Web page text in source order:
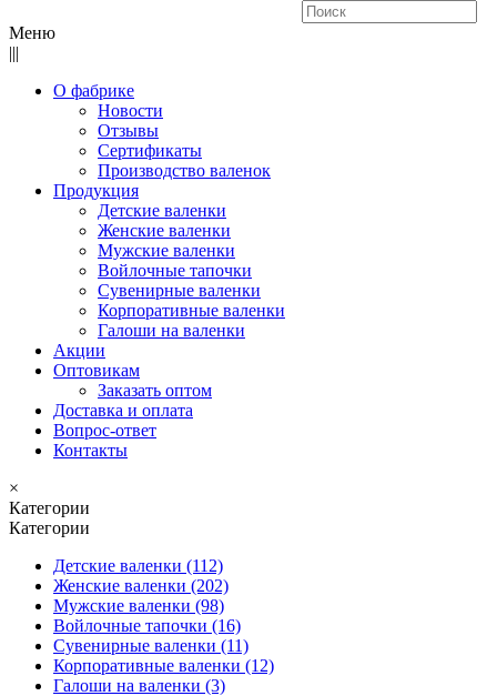
Меню
|||
О фабрике
Новости
Отзывы
Сертификаты
Производство валенок
Продукция
Детские валенки
Женские валенки
Мужские валенки
Войлочные тапочки
Сувенирные валенки
Корпоративные валенки
Галоши на валенки
Акции
Оптовикам
Заказать оптом
Доставка и оплата
Вопрос-ответ
Контакты
×
Категории
Категории
Детские валенки (112)
Женские валенки (202)
Мужские валенки (98)
Войлочные тапочки (16)
Сувенирные валенки (11)
Корпоративные валенки (12)
Галоши на валенки (3)